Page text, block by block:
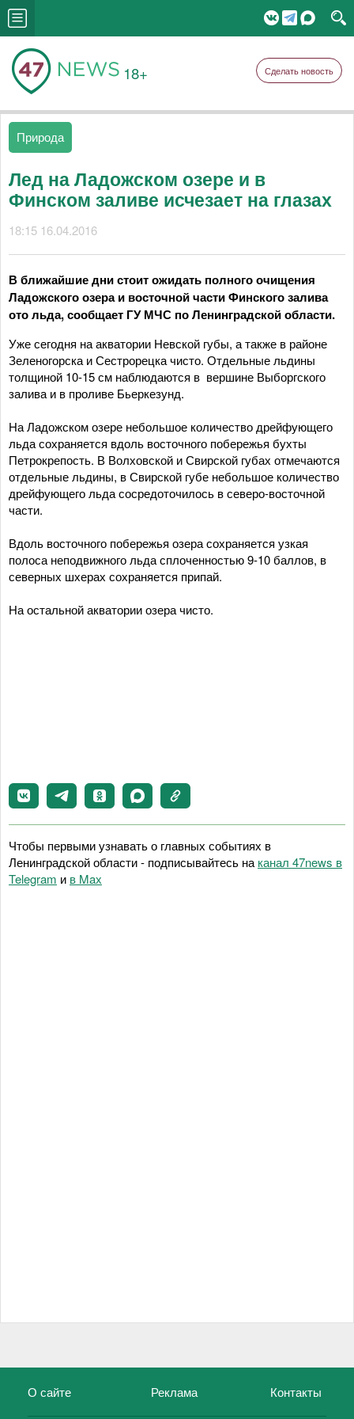
18+ Сделать новость
Природа
Лед на Ладожском озере и в
Финском заливе исчезает на глазах
18:15 16.04.2016
В ближайшие дни стоит ожидать полного очищения
Ладожского озера и восточной части Финского залива
ото льда, сообщает ГУ МЧС по Ленинградской области.
Уже сегодня на акватории Невской губы, а также в районе
Зеленогорска и Сестрорецка чисто. Отдельные льдины
толщиной 10-15 см наблюдаются в вершине Выборгского
залива и в проливе Бьеркезунд.
На Ладожском озере небольшое количество дрейфующего
льда сохраняется вдоль восточного побережья бухты
Петрокрепость. В Волховской и Свирской губах отмечаются
отдельные льдины, в Свирской губе небольшое количество
дрейфующего льда сосредоточилось в северо-восточной
части.
Вдоль восточного побережья озера сохраняется узкая
полоса неподвижного льда сплоченностью 9-10 баллов, в
северных шхерах сохраняется припай.
На остальной акватории озера чисто.
Чтобы первыми узнавать о главных событиях в
Ленинградской области - подписывайтесь на канал 47news в
Telegram и в Maх
О сайте Реклама Контакты